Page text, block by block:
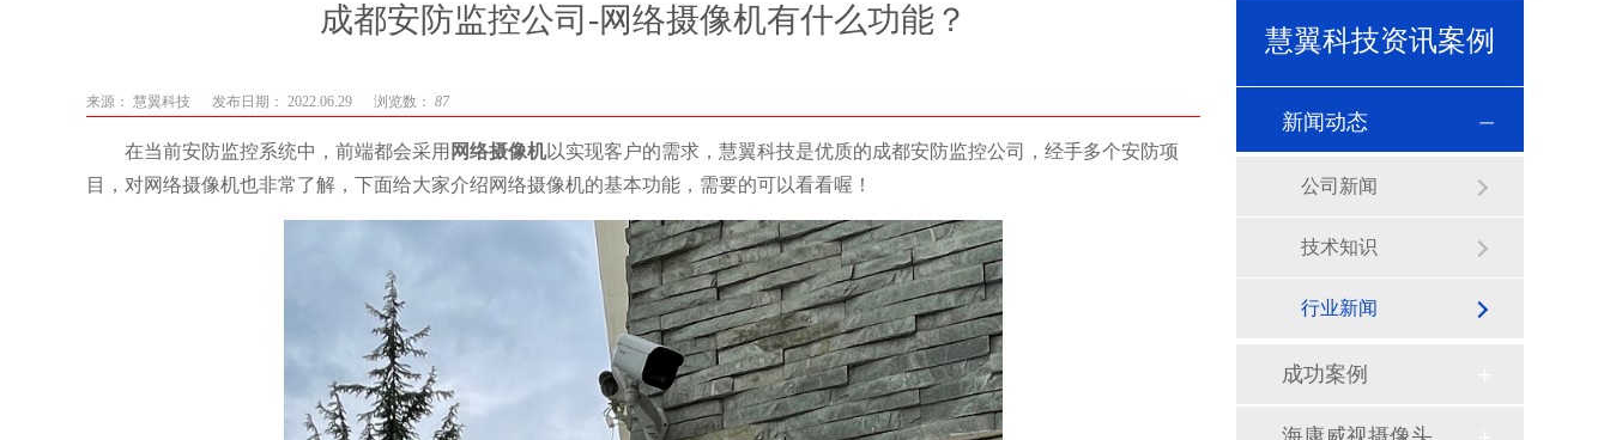
成都安防监控公司-网络摄像机有什么功能？
来源： 慧翼科技 发布日期： 2022.06.29 浏览数： 87
在当前安防监控系统中，前端都会采用 网络摄像机以实现客户的需求，慧翼科技是优质的成都安防监控公司，经手多个安防项
目，对网络摄像机也非常了解，下面给大家介绍网络摄像机的基本功能，需要的可以看看喔！
慧翼科技资讯案例
新闻动态
公司新闻
技术知识
行业新闻
成功案例